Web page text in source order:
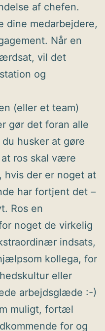
af chefen.
dine medarbejdere,
Når en
vil det
og
(eller et team)
gør det foran alle
husker at gøre
ros skal være
hvis der er noget at
har fortjent det –
Ros en
noget de virkelig
indsats,
kollega, for
eller
arbejdsglæde :-)
muligt, fortæl
for og